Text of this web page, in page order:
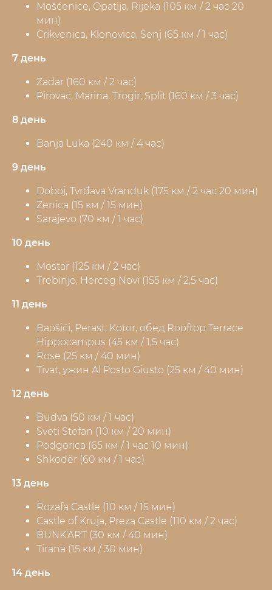
Mošćenice, Opatija, Rijeka (105 км / 2 час 20
мин)
Crikvenica, Klenovica, Senj (65 км / 1 час)
7 день
Zadar (160 км / 2 час)
Pirovac, Marina, Trogir, Split (160 км / 3 час)
8 день
Banja Luka (240 км / 4 час)
9 день
Doboj, Tvrđava Vranduk (175 км / 2 час 20 мин)
Zenica (15 км / 15 мин)
Sarajevo (70 км / 1 час)
10 день
Mostar (125 км / 2 час)
Trebinje, Herceg Novi (155 км / 2,5 час)
11 день
Baošići, Perast, Kotor, обед Rooftop Terrace
Hippocampus (45 км / 1,5 час)
Rose (25 км / 40 мин)
Tivat, ужин Al Posto Giusto (25 км / 40 мин)
12 день
Budva (50 км / 1 час)
Sveti Stefan (10 км / 20 мин)
Podgorica (65 км / 1 час 10 мин)
Shkodër (60 км / 1 час)
13 день
Rozafa Castle (10 км / 15 мин)
Castle of Kruja, Preza Castle (110 км / 2 час)
BUNK'ART (30 км / 40 мин)
Tirana (15 км / 30 мин)
14 день